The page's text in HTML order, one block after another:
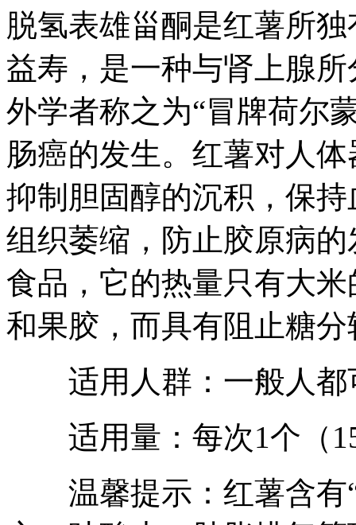
脱氢表雄甾酮是红薯所
益寿，是一种与肾上腺
外学者称之为“冒牌荷尔
肠癌的发生。红薯对人
抑制胆固醇的沉积，保
组织萎缩，防止胶原病
食品，它的热量只有大
和果胶，而具有阻止糖
适用人群：一般人都
适用量：每次1个（
温馨提示：红薯含有“